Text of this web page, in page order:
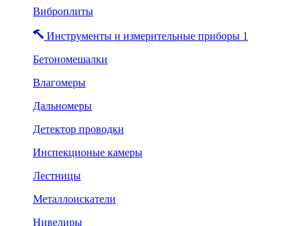
Виброплиты
Инструменты и измерительные приборы 1
Бетономешалки
Влагомеры
Дальномеры
Детектор проводки
Инспекционые камеры
Лестницы
Металлоискатели
Нивелиры